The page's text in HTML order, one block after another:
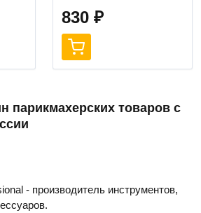
830 ₽
парикмахерских товаров с
- производитель инструментов,